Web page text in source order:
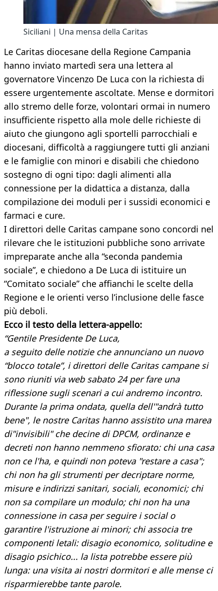
Siciliani | Una mensa della Caritas
Le Caritas diocesane della Regione Campania
hanno inviato martedì sera una lettera al
governatore Vincenzo De Luca con la richiesta di
essere urgentemente ascoltate. Mense e dormitori
allo stremo delle forze, volontari ormai in numero
insufficiente rispetto alla mole delle richieste di
aiuto che giungono agli sportelli parrocchiali e
diocesani, difficoltà a raggiungere tutti gli anziani
e le famiglie con minori e disabili che chiedono
sostegno di ogni tipo: dagli alimenti alla
connessione per la didattica a distanza, dalla
compilazione dei moduli per i sussidi economici e
farmaci e cure.
I direttori delle Caritas campane sono concordi nel
rilevare che le istituzioni pubbliche sono arrivate
impreparate anche alla “seconda pandemia
sociale”, e chiedono a De Luca di istituire un
“Comitato sociale” che affianchi le scelte della
Regione e le orienti verso l’inclusione delle fasce
più deboli.
Ecco il testo della lettera-appello:
“Gentile Presidente De Luca,
a seguito delle notizie che annunciano un nuovo
“blocco totale”, i direttori delle Caritas campane si
sono riuniti via web sabato 24 per fare una
riflessione sugli scenari a cui andremo incontro.
Durante la prima ondata, quella dell'"andrà tutto
bene", le nostre Caritas hanno assistito una marea
di"invisibili" che decine di DPCM, ordinanze e
decreti non hanno nemmeno sfiorato: chi una casa
non ce l'ha, e quindi non poteva "restare a casa";
chi non ha gli strumenti per decriptare norme,
misure e indirizzi sanitari, sociali, economici; chi
non sa compilare un modulo; chi non ha una
connessione in casa per seguire i social o
garantire l'istruzione ai minori; chi associa tre
componenti letali: disagio economico, solitudine e
disagio psichico... la lista potrebbe essere più
lunga: una visita ai nostri dormitori e alle mense ci
risparmierebbe tante parole.